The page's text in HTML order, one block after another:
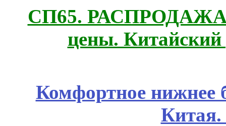
СП65. РАСПРОДАЖА!
цены.
Комфортное нижнее